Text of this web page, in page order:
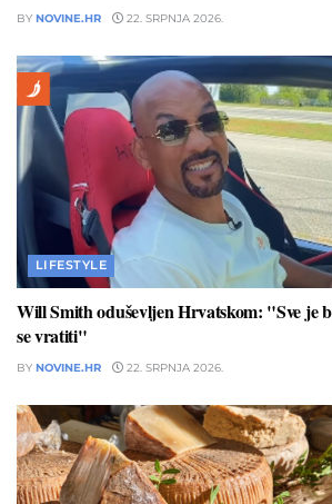
BY NOVINE.HR 22. SRPNJA 2026.
LIFESTYLE
Will Smith oduševljen Hrvatskom: "Sve je
se vratiti"
BY NOVINE.HR 22. SRPNJA 2026.